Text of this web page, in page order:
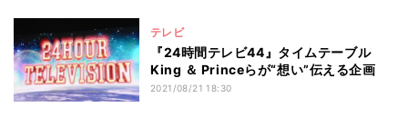
テレビ
『24時間テレビ44』タイムテーブル
King ＆ Princeらが“想い”伝える企画
2021/08/21 18:30